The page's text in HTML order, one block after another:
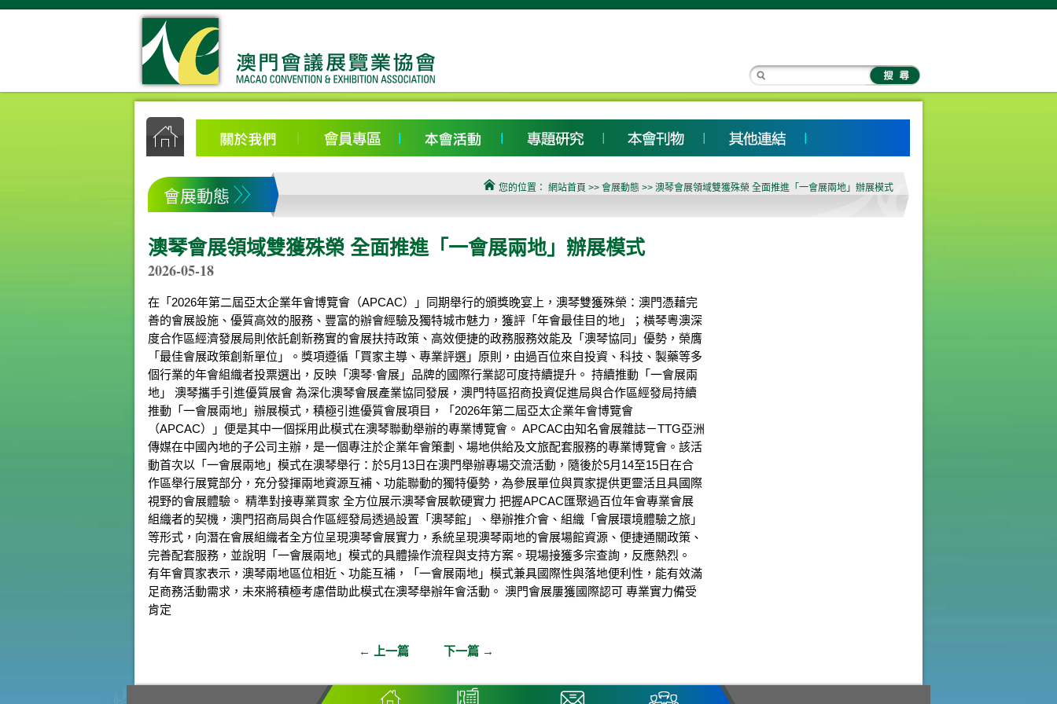
會展動態 您的位置： 網站首頁 >> 會展動態 >> 澳琴會展領域雙獲殊榮 全面推進「一會展兩地」辦展模式
澳琴會展領域雙獲殊榮 全面推進「一會展兩地」辦展模式
2026-05-18
在「2026年第二屆亞太企業年會博覽會（APCAC）」同期舉行的頒獎晚宴上，澳琴雙獲殊榮：澳門憑藉完
善的會展設施、優質高效的服務、豐富的辦會經驗及獨特城市魅力，獲評「年會最佳目的地」；橫琴粵澳深
度合作區經濟發展局則依託創新務實的會展扶持政策、高效便捷的政務服務效能及「澳琴協同」優勢，榮膺
「最佳會展政策創新單位」。獎項遵循「買家主導、專業評選」原則，由過百位來自投資、科技、製藥等多
個行業的年會組織者投票選出，反映「澳琴·會展」品牌的國際行業認可度持續提升。 持續推動「一會展兩
地」 澳琴攜手引進優質展會 為深化澳琴會展產業協同發展，澳門特區招商投資促進局與合作區經發局持續
推動「一會展兩地」辦展模式，積極引進優質會展項目，「2026年第二屆亞太企業年會博覽會
（APCAC）」便是其中一個採用此模式在澳琴聯動舉辦的專業博覽會。 APCAC由知名會展雜誌－TTG亞洲
傳媒在中國內地的子公司主辦，是一個專注於企業年會策劃、場地供給及文旅配套服務的專業博覽會。該活
動首次以「一會展兩地」模式在澳琴舉行：於5月13日在澳門舉辦專場交流活動，隨後於5月14至15日在合
作區舉行展覽部分，充分發揮兩地資源互補、功能聯動的獨特優勢，為參展單位與買家提供更靈活且具國際
視野的會展體驗。 精準對接專業買家 全方位展示澳琴會展軟硬實力 把握APCAC匯聚過百位年會專業會展
組織者的契機，澳門招商局與合作區經發局透過設置「澳琴館」、舉辦推介會、組織「會展環境體驗之旅」
等形式，向潛在會展組織者全方位呈現澳琴會展實力，系統呈現澳琴兩地的會展場館資源、便捷通關政策、
完善配套服務，並說明「一會展兩地」模式的具體操作流程與支持方案。現場接獲多宗查詢，反應熱烈。
有年會買家表示，澳琴兩地區位相近、功能互補，「一會展兩地」模式兼具國際性與落地便利性，能有效滿
足商務活動需求，未來將積極考慮借助此模式在澳琴舉辦年會活動。 澳門會展屢獲國際認可 專業實力備受
肯定
← 上一篇 下一篇 →